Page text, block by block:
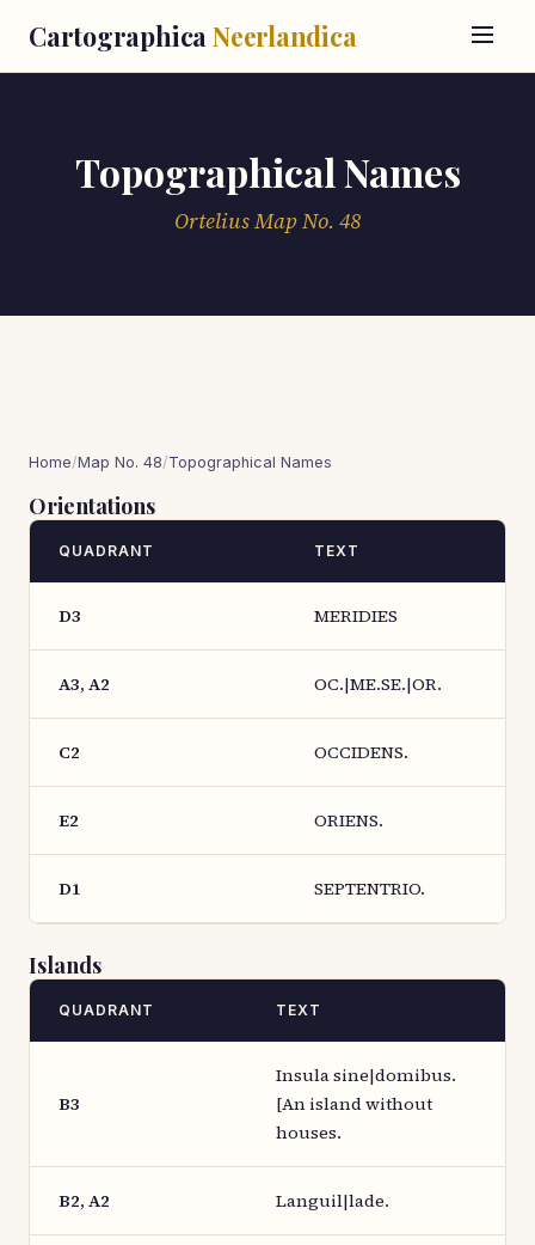
Cartographica Neerlandica
Topographical Names
Ortelius Map No. 48
Home/Map No. 48/Topographical Names
Orientations
QUADRANT TEXT
D3 MERIDIES
A3, A2 OC.|ME.SE.|OR.
C2 OCCIDENS.
E2 ORIENS.
D1 SEPTENTRIO.
Islands
QUADRANT TEXT
B3
Insula sine|domibus.
[An island without
houses.
B2, A2 Languil|lade.